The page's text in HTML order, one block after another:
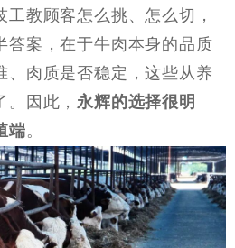
教顾客怎么挑、怎么切，
答案，在于牛肉本身的品质
肉质是否稳定，这些从养
。因此，永辉的选择很明
端。